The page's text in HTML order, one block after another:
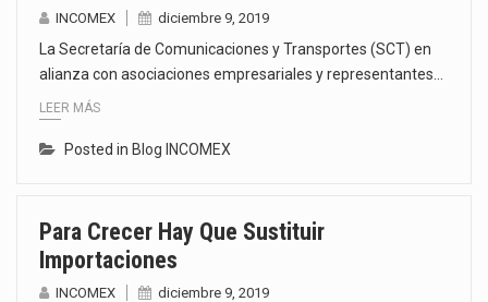
INCOMEX diciembre 9, 2019
La Secretaría de Comunicaciones y Transportes (SCT) en
alianza con asociaciones empresariales y representantes…
LEER MÁS
Posted in Blog INCOMEX
Para Crecer Hay Que Sustituir
Importaciones
INCOMEX diciembre 9, 2019